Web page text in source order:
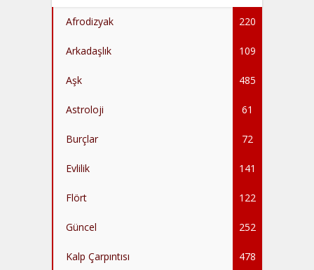
Afrodizyak 220
Arkadaşlık 109
Aşk 485
Astroloji 61
Burçlar 72
Evlilik 141
Flört 122
Güncel 252
Kalp Çarpıntısı 478